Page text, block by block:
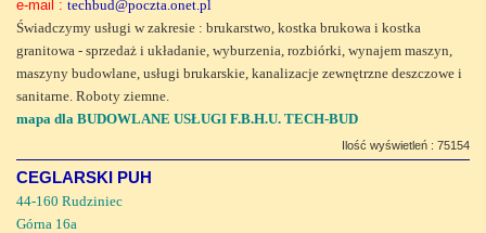
e-mail : techbud@poczta.onet.pl
Świadczymy usługi w zakresie : brukarstwo, kostka brukowa i kostka
granitowa - sprzedaż i układanie, wyburzenia, rozbiórki, wynajem maszyn,
maszyny budowlane, usługi brukarskie, kanalizacje zewnętrzne deszczowe i
sanitarne. Roboty ziemne.
mapa dla BUDOWLANE USŁUGI F.B.H.U. TECH-BUD
Ilość wyświetleń : 75154
CEGLARSKI PUH
44-160 Rudziniec
Górna 16a